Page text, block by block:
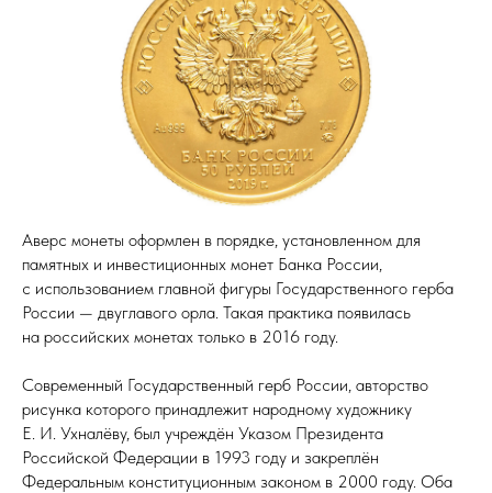
Аверс монеты оформлен в порядке, установленном для
памятных и инвестиционных монет Банка России,
с использованием главной фигуры Государственного герба
России — двуглавого орла. Такая практика появилась
на российских монетах только в 2016 году.
Современный Государственный герб России, авторство
рисунка которого принадлежит народному художнику
Е. И. Ухналёву, был учреждён Указом Президента
Российской Федерации в 1993 году и закреплён
Федеральным конституционным законом в 2000 году. Оба